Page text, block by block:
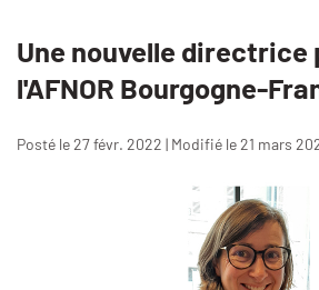
Une nouvelle directrice
l'AFNOR Bourgogne-
Posté le 27 févr. 2022 | Modifié le 21 mars